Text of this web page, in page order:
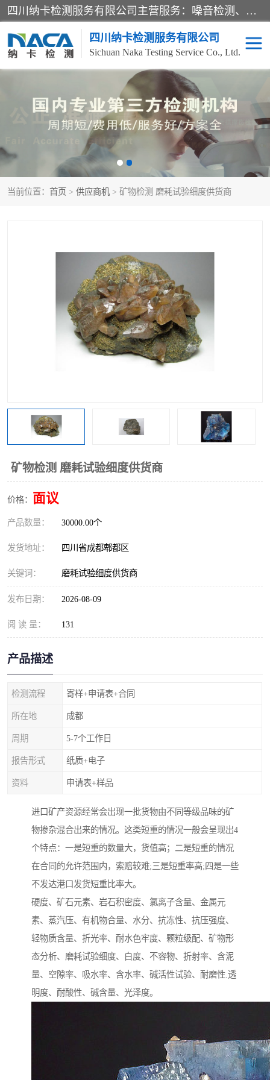
四川纳卡检测服务有限公司主营服务：噪音检测、灯光检测、防护网检测、磁性检测、无损检测、燃烧等级检测；本着严谨、规范的态度严格执行国家现行标准、规范及规程，奉行“科学公正、准确、持续改进、诚信服务”的企业价值和“科学、信誉、服务”的企业宗旨，竭诚为广大客户服务。
四川纳卡检测服务有限公司
Sichuan Naka Testing Service Co., Ltd.
当前位置： 首页 > 供应商机 > 矿物检测 磨耗试验细度供货商
矿物检测 磨耗试验细度供货商
价格： 面议
产品数量： 30000.00个
发货地址： 四川省成都郫都区
关键词： 磨耗试验细度供货商
发布日期： 2026-08-09
阅 读 量： 131
产品描述
检测流程 寄样+申请表+合同
所在地 成都
周期 5-7个工作日
报告形式 纸质+电子
资料 申请表+样品
进口矿产资源经常会出现一批货物由不同等级品味的矿
物掺杂混合出来的情况。这类短重的情况一般会呈现出4
个特点：一是短重的数量大，货值高；二是短重的情况
在合同的允许范围内，索赔较难;三是短重率高;四是一些
不发达港口发货短重比率大。
硬度、矿石元素、岩石积密度、氯离子含量、金属元
素、蒸汽压、有机物合量、水分、抗冻性、抗压强度、
轻物质含量、折光率、耐水色牢度、颗粒级配、矿物形
态分析、磨耗试验细度、白度、不容物、折射率、含泥
量、空隙率、吸水率、含水率、碱活性试验、耐磨性.透
明度、耐酸性、碱含量、光泽度。
噪音检测 灯光检测
防护网检测 磁性检测
燃烧等级检测
可靠性检测 产品检测